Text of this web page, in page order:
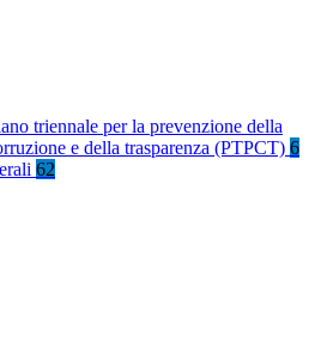
triennale per la prevenzione della
e della trasparenza (PTPCT) 6
62